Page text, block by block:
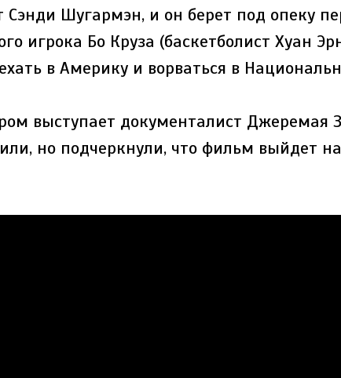
Сэнди Шугармэн, и он берет под опеку
игрока Бо Круза (баскетболист Хуан
в Америку и ворваться в
выступает документалист Джеремая
но подчеркнули, что фильм выйдет